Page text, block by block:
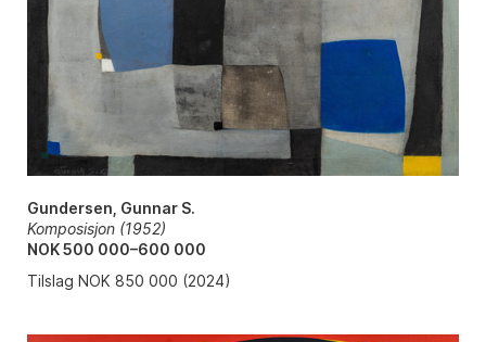
Gundersen, Gunnar S.
Komposisjon (1952)
NOK 500 000–600 000
Tilslag NOK 850 000 (2024)